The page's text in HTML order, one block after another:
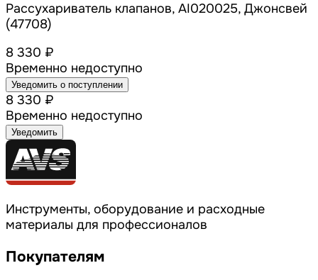
Рассухариватель клапанов, AI020025, Джонсвей
(47708)
8 330 ₽
Временно недоступно
Уведомить о поступлении
8 330 ₽
Временно недоступно
Уведомить
Инструменты, оборудование и расходные
материалы для профессионалов
Покупателям